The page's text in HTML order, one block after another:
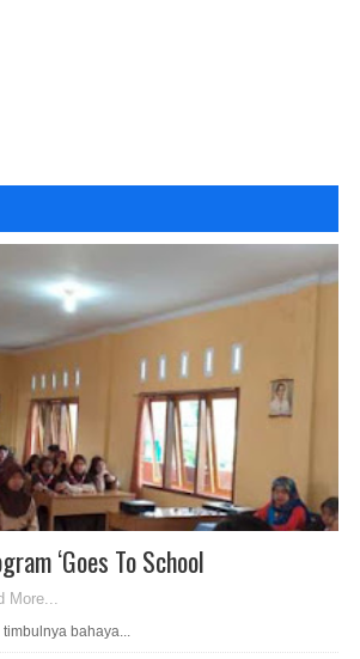
‘Goes To School
More...
bahaya...